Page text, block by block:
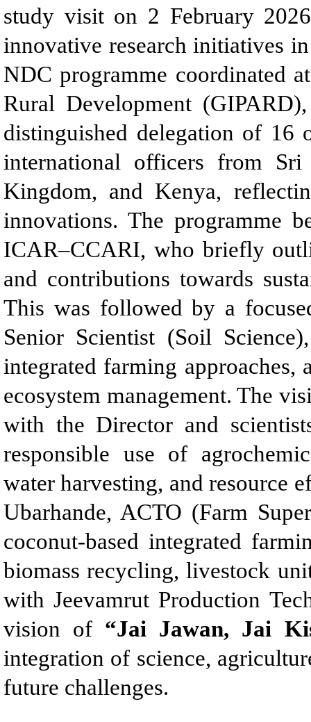
study visit on 2 February
innovative research initiatives
NDC programme coordinated
Rural Development
distinguished delegation of
international officers from
Kingdom, and Kenya,
innovations. The programme
ICAR–CCARI, who briefly
and contributions towards
This was followed by a
Senior Scientist (Soil
integrated farming
ecosystem management. The
with the Director and
responsible use of
water harvesting, and resource
Ubarhande, ACTO (Farm
coconut-based integrated
biomass recycling, livestock
with Jeevamrut Production
vision of “Jai Jawan, Jai
integration of science,
future challenges.